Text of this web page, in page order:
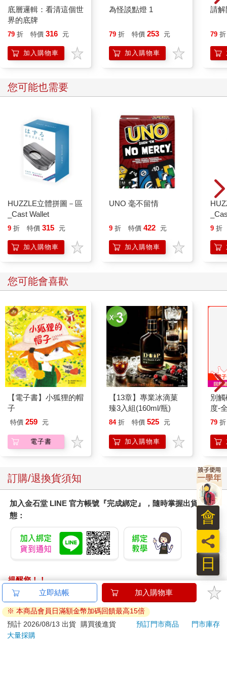
底層邏輯：看清這個世
界的底牌
79 折 特價 316 元
加入購物車
為怪談點燈 1
79 折 特價 253 元
加入購物車
請解
79 折
您可能也需要
HUZZLE立體拼圖－區
_Cast Wallet
9 折 特價 315 元
加入購物車
UNO 毫不留情
9 折 特價 422 元
加入購物車
9 折
您可能會喜歡
【電子書】小狐狸的帽
子
特價 259 元
電子書
【13章】專業冰滴菓
臻3入組(160ml/瓶)
84 折 特價 525 元
加入購物車
別
度-
79 折
訂購/退換貨須知
加入金石堂 LINE 官方帳號『完成綁定』，隨時掌握出貨動
態：
提醒您！！
金石堂及銀行均不會請您操作ATM! 如接獲電話要求您前往
ATM提款機，請不要聽從指示，以免受騙上當！
退換貨須知：
**提醒您，鑑賞期不等於試用期，退回商品須為全新狀態**
立即結帳 加入購物車
※ 本商品會員日滿額金幣加碼回饋最高15倍
預計 2026/08/13 出貨
購買後進貨 預訂門市商品
門市庫存
大量採購
日
員
會